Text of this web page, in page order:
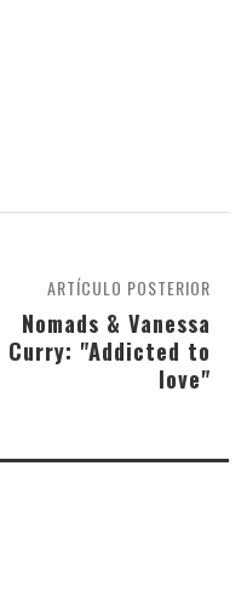
ARTÍCULO POSTERIOR
Nomads & Vanessa
Curry: "Addicted to
love"